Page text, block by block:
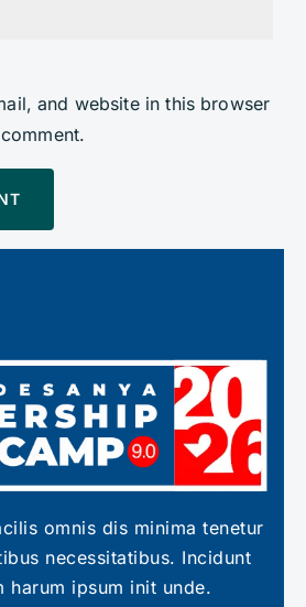
and website in this browser
omnis dis minima tenetur
necessitatibus. Incidunt
harum ipsum init unde.